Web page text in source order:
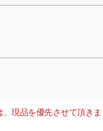
現品を優先させて頂きま